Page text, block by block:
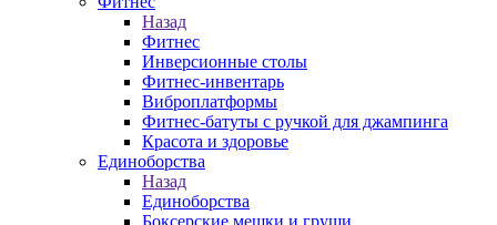
Назад
Фитнес
Инверсионные столы
Фитнес-инвентарь
Виброплатформы
Фитнес-батуты с ручкой для джампинга
Красота и здоровье
Единоборства
Назад
Единоборства
Боксерские мешки и груши